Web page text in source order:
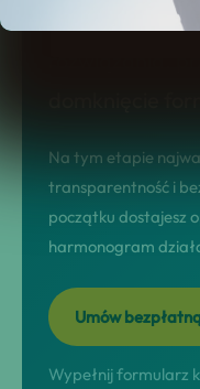
wynik:
Na tym etapie
transparentność i
początku dostajesz
harmonogram
Umów
Wypełnij formularz